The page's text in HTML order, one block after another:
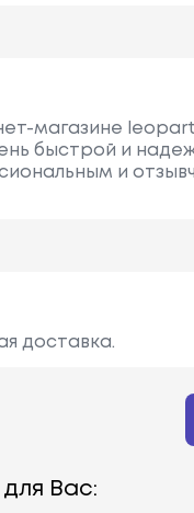
магазине
быстрой и
и
доставка.
Вас: